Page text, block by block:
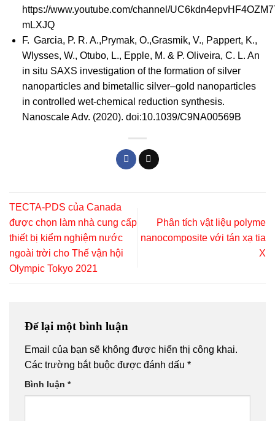
https://www.youtube.com/channel/
mLXJQ
F. Garcia, P. R. A.,Prymak, O.,Grasmik, V., Pappert, K.,
Wlysses, W., Otubo, L., Epple, M. & P. Oliveira, C. L. An
in situ SAXS investigation of the formation of silver
nanoparticles and bimetallic silver–gold nanoparticles
in controlled wet-chemical reduction synthesis.
Nanoscale Adv. (2020). doi:10.1039/C9NA00569B
TECTA-PDS của Canada
được chọn làm nhà cung cấp
thiết bị kiểm nghiệm nước
ngoài trời cho Thế vận hội
Olympic Tokyo 2021
Phân tích vật liệu polyme
nanocomposite với tán xạ tia
X
Để lại một bình luận
Email của bạn sẽ không được hiển thị công khai.
Các trường bắt buộc được đánh dấu *
Bình luận *